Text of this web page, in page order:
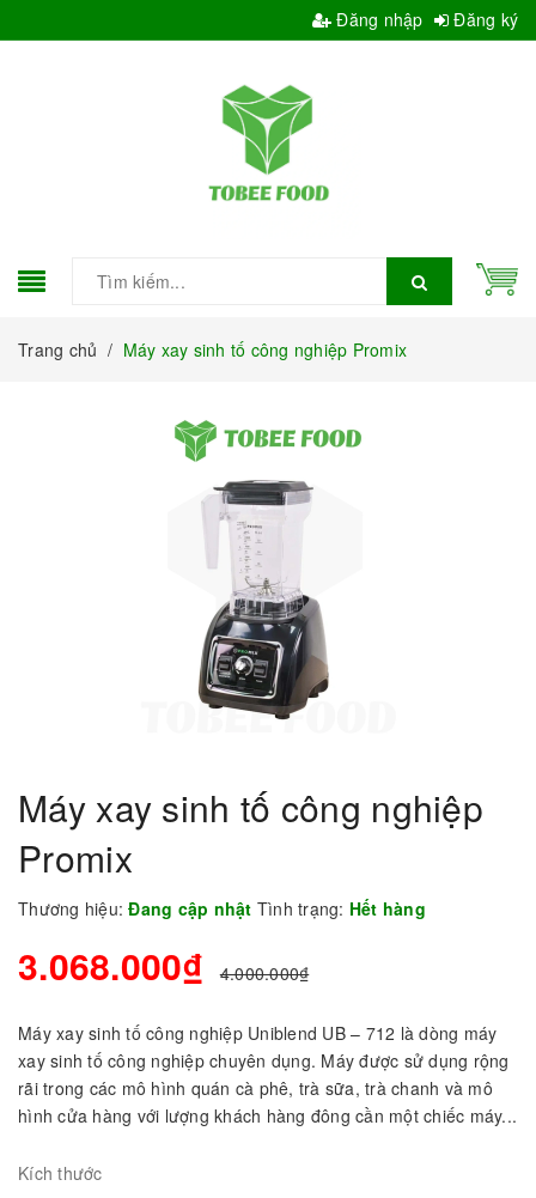
Đăng nhập Đăng ký
Trang chủ / Máy xay sinh tố công nghiệp Promix
Máy xay sinh tố công nghiệp
Promix
Thương hiệu: Đang cập nhật Tình trạng: Hết hàng
3.068.000₫ 4.000.000₫
Máy xay sinh tố công nghiệp Uniblend UB – 712 là dòng máy
xay sinh tố công nghiệp chuyên dụng. Máy được sử dụng rộng
rãi trong các mô hình quán cà phê, trà sữa, trà chanh và mô
hình cửa hàng với lượng khách hàng đông cần một chiếc máy...
Kích thước